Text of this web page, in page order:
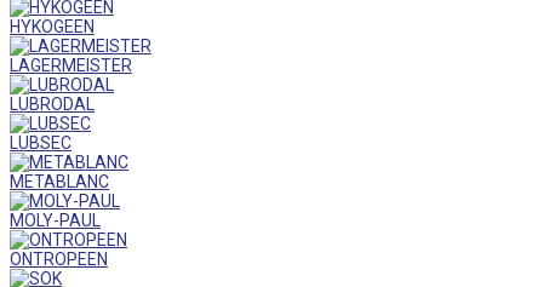
HYKOGEEN
LAGERMEISTER
LUBRODAL
LUBSEC
METABLANC
MOLY-PAUL
ONTROPEEN